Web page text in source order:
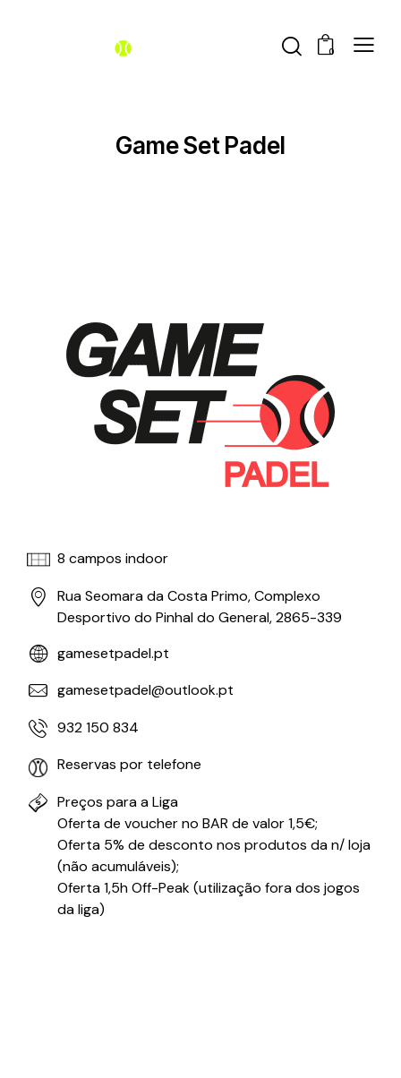
0
Game Set Padel
8 campos indoor​
Rua Seomara da Costa Primo, Complexo
Desportivo do Pinhal do General, 2865-339
gamesetpadel.pt
gamesetpadel@outlook.pt
932 150 834
Reservas por telefone
Preços para a Liga
Oferta de voucher no BAR de valor 1,5€;
Oferta 5% de desconto nos produtos da n/ loja
(não acumuláveis);
Oferta 1,5h Off-Peak (utilização fora dos jogos
da liga)